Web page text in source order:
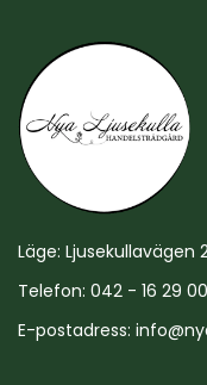
Läge: Ljusekullavägen
Telefon: 042 - 16 29 00
E-postadress: